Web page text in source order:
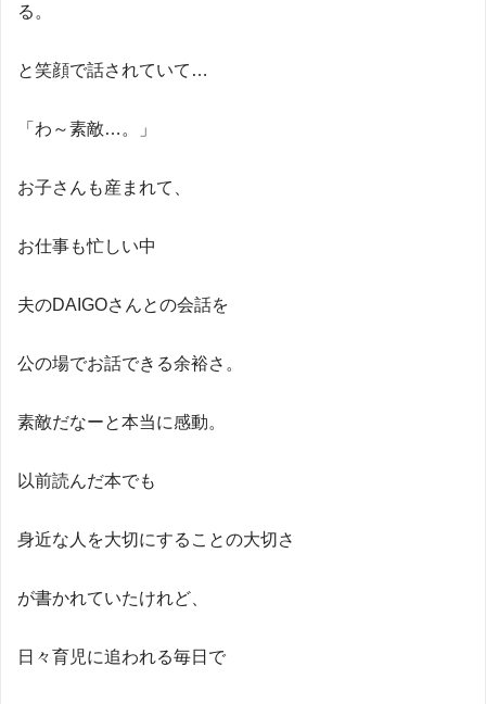
る。
と笑顔で話されていて…
「わ～素敵…。」
お子さんも産まれて、
お仕事も忙しい中
夫のDAIGOさんとの会話を
公の場でお話できる余裕さ。
素敵だなーと本当に感動。
以前読んだ本でも
身近な人を大切にすることの大切さ
が書かれていたけれど、
日々育児に追われる毎日で